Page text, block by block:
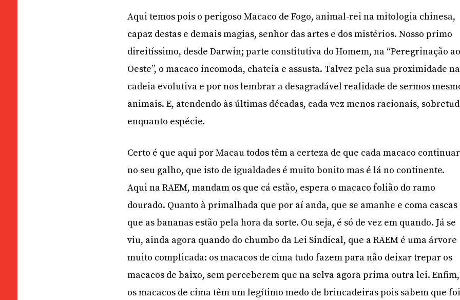
Aqui temos pois o perigoso Macaco de Fogo, animal-rei na mitologia chinesa,
capaz destas e demais magias, senhor das artes e dos mistérios. Nosso primo
direitíssimo, desde Darwin; parte constitutiva do Homem, na “Peregrinação
Oeste”, o macaco incomoda, chateia e assusta. Talvez pela sua proximidade na
cadeia evolutiva e por nos lembrar a desagradável realidade de sermos
animais. E, atendendo às últimas décadas, cada vez menos racionais,
enquanto espécie.
Certo é que aqui por Macau todos têm a certeza de que cada macaco
no seu galho, que isto de igualdades é muito bonito mas é lá no continente.
Aqui na RAEM, mandam os que cá estão, espera o macaco folião do ramo
dourado. Quanto à primalhada que por aí anda, que se amanhe e coma cascas
que as bananas estão pela hora da sorte. Ou seja, é só de vez em quando. Já se
viu, ainda agora quando do chumbo da Lei Sindical, que a RAEM é uma árvore
muito complicada: os macacos de cima tudo fazem para não deixar trepar os
macacos de baixo, sem perceberem que na selva agora prima outra lei. Enfim,
os macacos de cima têm um legítimo medo de brincadeiras pois sabem que